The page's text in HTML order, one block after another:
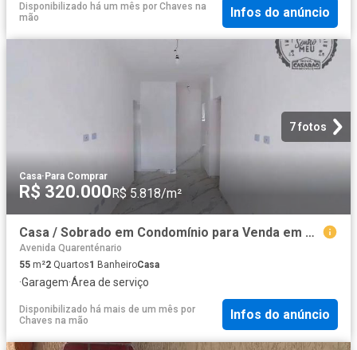
Disponibilizado há um mês por Chaves na
mão
Infos do anúncio
7 fotos
Casa· Para Comprar
R$ 320.000 R$ 5.818/m²
Casa / Sobrado em Condomínio para Venda em Praia Grande/SP Tude Bastos Sítio do Campo 2 Quartos
Avenida Quarenténario
55 m²2 Quartos1 BanheiroCasa
·Garagem·Área de serviço
Disponibilizado há mais de um mês por
Chaves na mão
Infos do anúncio